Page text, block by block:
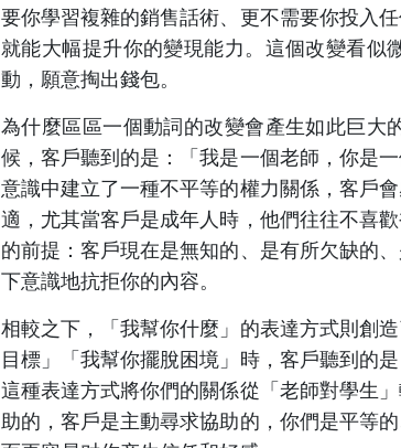
要你學習複雜的銷售話術、更不需要你投
就能大幅提升你的變現能力。這個改變看
動，願意掏出錢包。
為什麼區區一個動詞的改變會產生如此巨大
候，客戶聽到的是：「我是一個老師，你是
意識中建立了一種不平等的權力關係，客戶
適，尤其當客戶是成年人時，他們往往不喜
的前提：客戶現在是無知的、是有所欠缺的
下意識地抗拒你的內容。
相較之下，「我幫你什麼」的表達方式則創
目標」「我幫你擺脫困境」時，客戶聽到的
這種表達方式將你們的關係從「老師對學生
助的，客戶是主動尋求協助的，你們是平等